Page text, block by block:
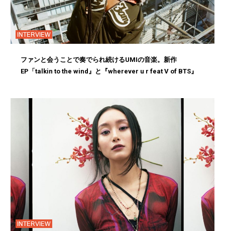
INTERVIEW
ファンと会うことで奏でられ続けるUMIの音楽。新作
EP「talkin to the wind』と『wherever u r feat V of BTS』
INTERVIEW